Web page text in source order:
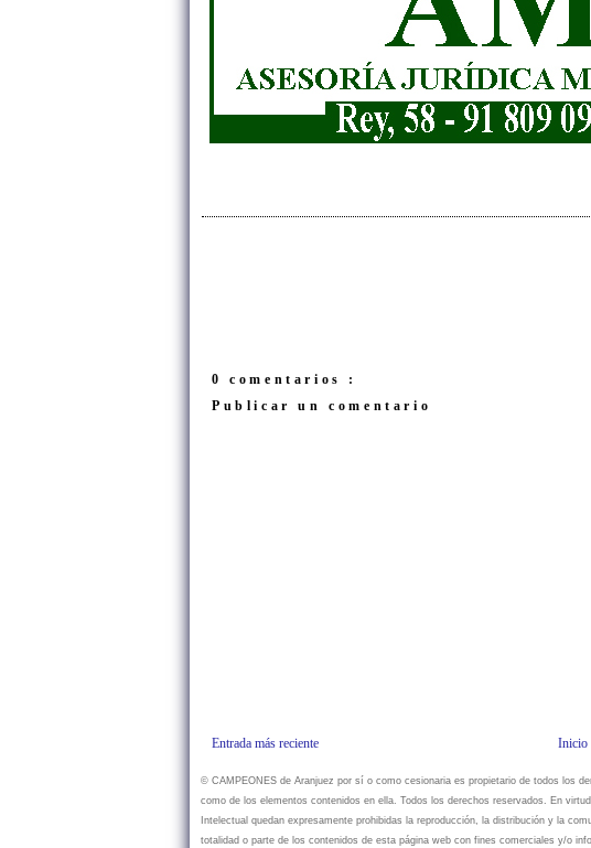
0 comentarios :
Publicar un comentario
Entrada más reciente Inicio
© CAMPEONES de Aranjuez por sí o como cesionaria es propietario de todos los
como de los elementos contenidos en ella. Todos los derechos reservados. En
Intelectual quedan expresamente prohibidas la reproducción, la distribución y la
totalidad o parte de los contenidos de esta página web con fines comerciales y/o